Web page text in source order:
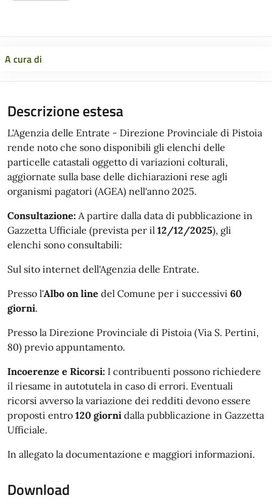
A cura di
Descrizione estesa
L'Agenzia delle Entrate - Direzione Provinciale di Pistoia
rende noto che sono disponibili gli elenchi delle
particelle catastali oggetto di variazioni colturali,
aggiornate sulla base delle dichiarazioni rese agli
organismi pagatori (AGEA) nell'anno 2025.
Consultazione: A partire dalla data di pubblicazione in
Gazzetta Ufficiale (prevista per il 12/12/2025), gli
elenchi sono consultabili:
Sul sito internet dell'Agenzia delle Entrate.
Presso l'Albo on line del Comune per i successivi 60
giorni.
Presso la Direzione Provinciale di Pistoia (Via S. Pertini,
80) previo appuntamento.
Incoerenze e Ricorsi: I contribuenti possono richiedere
il riesame in autotutela in caso di errori. Eventuali
ricorsi avverso la variazione dei redditi devono essere
proposti entro 120 giorni dalla pubblicazione in Gazzetta
Ufficiale.
In allegato la documentazione e maggiori informazioni.
Download